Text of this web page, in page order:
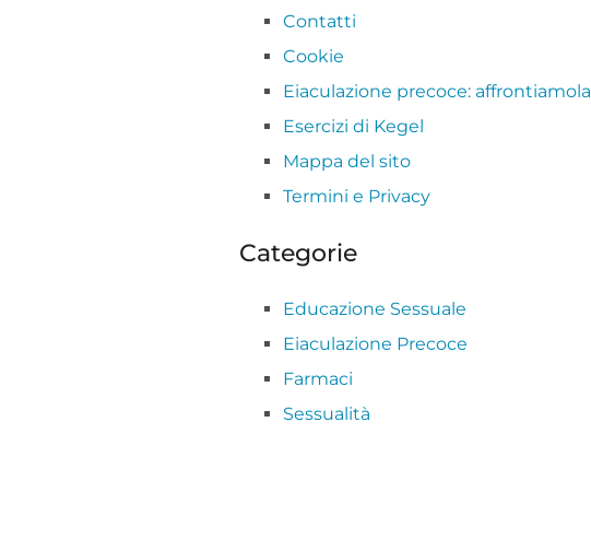
Contatti
Cookie
Eiaculazione precoce: affrontiamola
Esercizi di Kegel
Mappa del sito
Termini e Privacy
Categorie
Educazione Sessuale
Eiaculazione Precoce
Farmaci
Sessualità